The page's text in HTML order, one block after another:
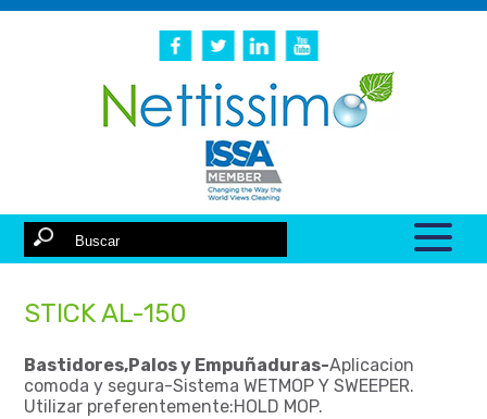
STICK AL-150
Bastidores,Palos y Empuñaduras-Aplicacion
comoda y segura-Sistema WETMOP Y SWEEPER.
Utilizar preferentemente:HOLD MOP.